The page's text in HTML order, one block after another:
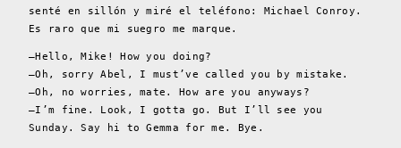
senté en sillón y miré el teléfono: Michael Conroy.
Es raro que mi suegro me marque.
–Hello, Mike! How you doing?
–Oh, sorry Abel, I must’ve called you by mistake.
–Oh, no worries, mate. How are you anyways?
–I’m fine. Look, I gotta go. But I’ll see you
Sunday. Say hi to Gemma for me. Bye.